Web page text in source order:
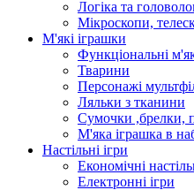
Логіка та
Мікроскопи,
М'які іграшки
Функціональні
Тварини
Персонажі
Ляльки з тканини
Сумочки ,брелки,
М'яка іграшка в
Настільні ігри
Економічні
Електронні ігри